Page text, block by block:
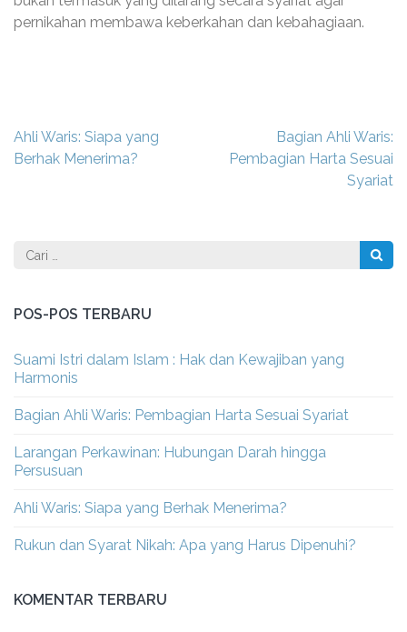
pernikahan membawa keberkahan dan kebahagiaan.
Navigasi
pos
Ahli Waris: Siapa yang
Berhak Menerima?
Bagian Ahli Waris:
Pembagian Harta Sesuai
Syariat
Cari
POS-POS TERBARU
Suami Istri dalam Islam : Hak dan Kewajiban yang
Harmonis
Bagian Ahli Waris: Pembagian Harta Sesuai Syariat
Larangan Perkawinan: Hubungan Darah hingga
Persusuan
Ahli Waris: Siapa yang Berhak Menerima?
Rukun dan Syarat Nikah: Apa yang Harus Dipenuhi?
KOMENTAR TERBARU